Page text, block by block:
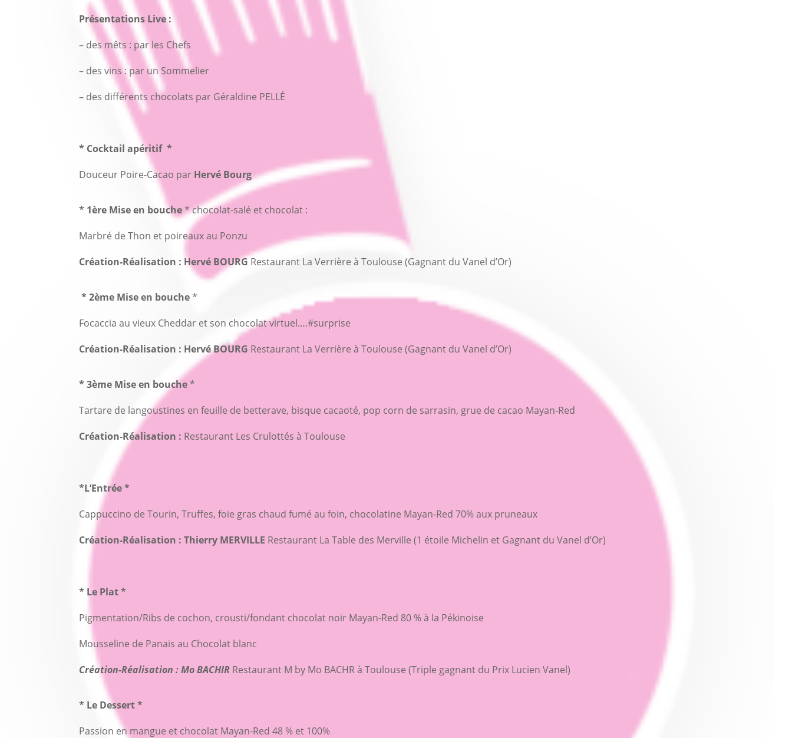
Présentations Live :
– des mêts : par les Chefs
– des vins : par un Sommelier
– des différents chocolats par Géraldine PELLÉ
* Cocktail apéritif *
Douceur Poire-Cacao par Hervé Bourg
* 1ère Mise en bouche* chocolat-salé et chocolat :
Marbré de Thon et poireaux au Ponzu
Création-Réalisation : Hervé BOURG Restaurant La Verrière à Toulouse (Gagnant du Vanel d’Or)
* 2ème Mise en bouche*
Focaccia au vieux Cheddar et son chocolat virtuel….#surprise
Création-Réalisation : Hervé BOURG Restaurant La Verrière à Toulouse (Gagnant du Vanel d’Or)
* 3ème Mise en bouche*
Tartare de langoustines en feuille de betterave, bisque cacaoté, pop corn de sarrasin, grue de cacao Mayan-Red
Création-Réalisation : Restaurant Les Crulottés à Toulouse
*L’Entrée *
Cappuccino de Tourin, Truffes, foie gras chaud fumé au foin, chocolatine Mayan-Red 70% aux pruneaux
Création-Réalisation : Thierry MERVILLE Restaurant La Table des Merville (1 étoile Michelin et Gagnant du Vanel d’Or)
* Le Plat *
Pigmentation/Ribs de cochon, crousti/fondant chocolat noir Mayan-Red 80 % à la Pékinoise
Mousseline de Panais au Chocolat blanc
Création-Réalisation : Mo BACHIR Restaurant M by Mo BACHR à Toulouse (Triple gagnant du Prix Lucien Vanel)
* Le Dessert *
Passion en mangue et chocolat Mayan-Red 48 % et 100%